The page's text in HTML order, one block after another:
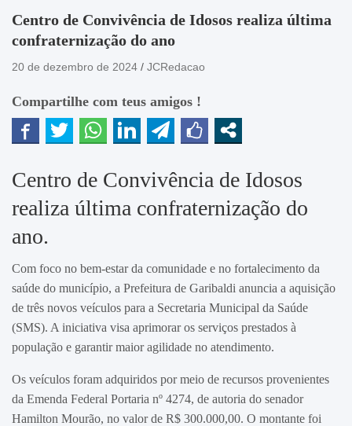
Centro de Convivência de Idosos realiza última
confraternização do ano
20 de dezembro de 2024 JCRedacao
Compartilhe com teus amigos !
Centro de Convivência de Idosos
realiza última confraternização do
ano.
Com foco no bem-estar da comunidade e no fortalecimento da
saúde do município, a Prefeitura de Garibaldi anuncia a aquisição
de três novos veículos para a Secretaria Municipal da Saúde
(SMS). A iniciativa visa aprimorar os serviços prestados à
população e garantir maior agilidade no atendimento.
Os veículos foram adquiridos por meio de recursos provenientes
da Emenda Federal Portaria nº 4274, de autoria do senador
Hamilton Mourão, no valor de R$ 300.000,00. O montante foi